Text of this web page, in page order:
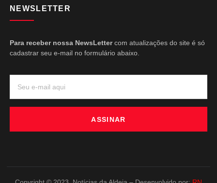
NEWSLETTER
Para receber nossa NewsLettercom atualizações do site é só
cadastrar seu e-mail no formulário abaixo.
ASSINAR